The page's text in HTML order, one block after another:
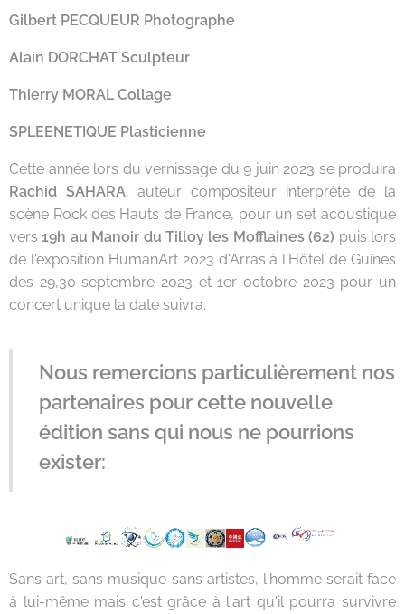
Gilbert PECQUEUR Photographe
Alain DORCHAT Sculpteur
Thierry MORAL Collage
SPLEENETIQUE Plasticienne
Cette année lors du vernissage du 9 juin 2023 se produira
Rachid SAHARA, auteur compositeur interprète de la
scène Rock des Hauts de France, pour un set acoustique
vers19h au Manoir du Tilloy les Mofflaines (62) puis lors
de l'exposition HumanArt 2023 d'Arras à l'Hôtel de Guînes
des 29,30 septembre 2023 et 1er octobre 2023 pour un
concert unique la date suivra.
Nous remercions particulièrement nos
partenaires pour cette nouvelle
édition sans qui nous ne pourrions
exister:
Sans art, sans musique sans artistes, l'homme serait face
à lui-même mais c'est grâce à l'art qu'il pourra survivre